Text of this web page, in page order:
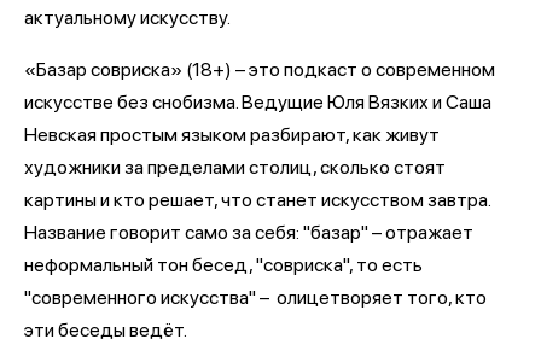
актуальному искусству.
«Базар совриска» (18+) – это подкаст о современном
искусстве без снобизма. Ведущие Юля Вязких и Саша
Невская простым языком разбирают, как живут
художники за пределами столиц, сколько стоят
картины и кто решает, что станет искусством завтра.
Название говорит само за себя: "базар" – отражает
неформальный тон бесед, "совриска", то есть
"современного искусства" – олицетворяет того, кто
эти беседы ведёт.